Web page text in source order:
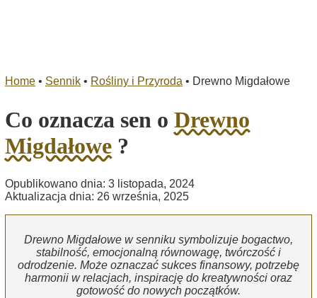
Home • Sennik • Rośliny i Przyroda • Drewno Migdałowe
Co oznacza sen o Drewno
Migdałowe ?
Opublikowano dnia: 3 listopada, 2024
Aktualizacja dnia: 26 września, 2025
Drewno Migdałowe w senniku symbolizuje bogactwo,
stabilność, emocjonalną równowagę, twórczość i
odrodzenie. Może oznaczać sukces finansowy, potrzebę
harmonii w relacjach, inspirację do kreatywności oraz
gotowość do nowych początków.